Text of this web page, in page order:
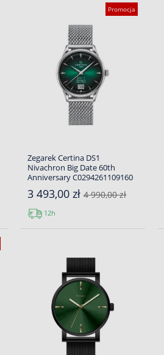
Promocja
Zegarek Certina DS1
Nivachron Big Date 60th
Anniversary C0294261109160
3 493,00 zł4 990,00 zł
12h